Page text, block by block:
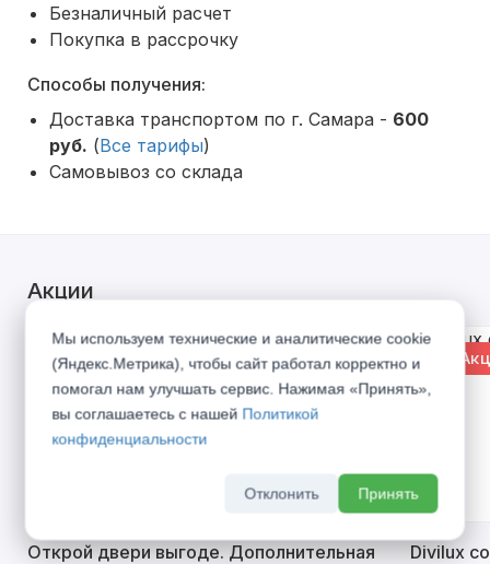
Безналичный расчет
Покупка в рассрочку
Способы получения:
Доставка транспортом по г. Самара - 600
руб. (Все тарифы)
Самовывоз со склада
Акции
% Акция
Открой двери выгоде. Дополнительная
%
Divilux
Мы используем технические и аналитические cookie
(Яндекс.Метрика), чтобы сайт работал корректно и
помогал нам улучшать сервис. Нажимая «Принять»,
вы соглашаетесь с нашей Политикой
конфиденциальности
Отклонить Принять